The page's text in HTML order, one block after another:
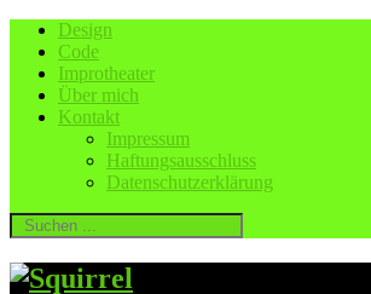
Design
Code
Improtheater
Über mich
Kontakt
Impressum
Haftungsausschluss
Datenschutzerklärung